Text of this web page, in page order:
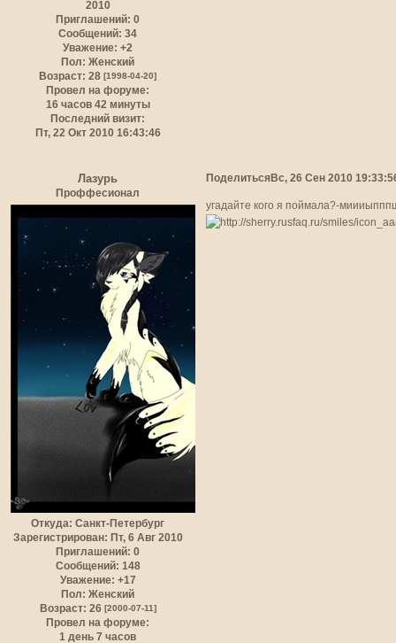
2010
Приглашений: 0
Сообщений: 34
Уважение: +2
Пол: Женский
Возраст: 28[1998-04-20]
Провел на форуме:
16 часов 42 минуты
Последний визит:
Пт, 22 Окт 2010 16:43:46
ПоделитьсяВс, 26 Сен 2010
Лазурь
Проффесионал
Откуда: Санкт-Петербург
Зарегистрирован: Пт, 6 Авг 2010
Приглашений: 0
Сообщений: 148
Уважение: +17
Пол: Женский
Возраст: 26 [2000-07-11]
Провел на форуме:
1 день 7 часов
угадайте кого я поймала?-